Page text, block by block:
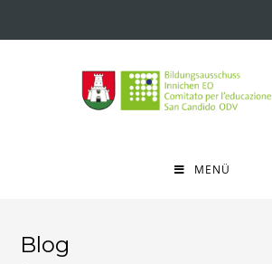
MENÜ
Blog